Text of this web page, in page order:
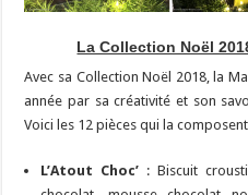
La Collection Noël
Avec sa Collection Noël 2018, la
année par sa créativité et son
Voici les 12 pièces qui la
L’Atout Choc’ : Biscuit